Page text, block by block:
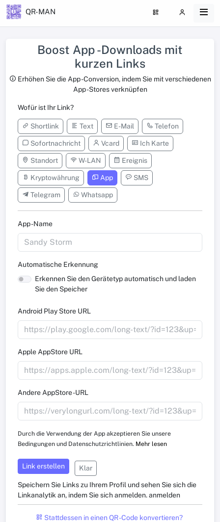
QR-MAN
Boost App -Downloads mit
kurzen Links
Erhöhen Sie die App -Conversion, indem Sie mit verschiedenen
App -Stores verknüpfen
Wofür ist Ihr Link?
Shortlink Text E-Mail Telefon
Sofortnachricht Vcard Ich Karte
Standort W-LAN Ereignis
Kryptowährung App SMS
Telegram Whatsapp
App -Name
Automatische Erkennung
Erkennen Sie den Gerätetyp automatisch und laden
Sie den Speicher
Android Play Store URL
Apple AppStore URL
Andere AppStore -URL
Durch die Verwendung der App akzeptieren Sie unsere
Bedingungen und Datenschutzrichtlinien. Mehr lesen
Link erstellen Klar
Speichern Sie Links zu Ihrem Profil und sehen Sie sich die
Linkanalytik an, indem Sie sich anmelden.anmelden
Stattdessen in einen QR -Code konvertieren?